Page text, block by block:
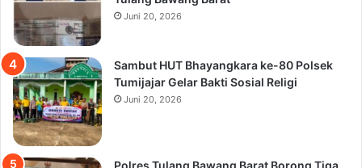
Juni 20, 2026
Sambut HUT Bhayangkara ke-80 Polsek
Tumijajar Gelar Bakti Sosial Religi
Juni 20, 2026